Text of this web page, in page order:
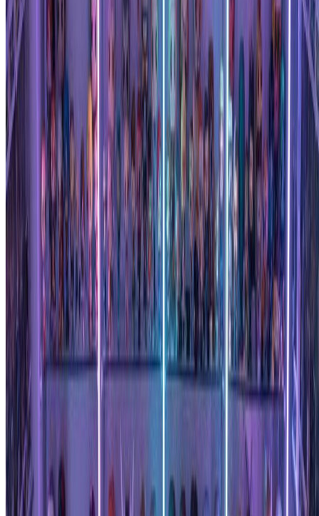
款、镀铬款和钻石款表面处理提供令人惊叹的高级外观，使您
的手办脱颖而出。
免费开始创建Funko Pop
定价
用 AI 转换您的图片，选择适合您需求的计划。
年付 按量购买
基础版
$9.99
适合个人使用和休闲创作者。
2400 积分（约 1200 张图片 / 年）
作品归您所有
标准生成模式
图片历史记录保存
标准画质下载
按年计费 · 每年省 $24
开始基础计划
随时取消，无合约绑定。
超值之选 · 4 倍量 最受欢迎